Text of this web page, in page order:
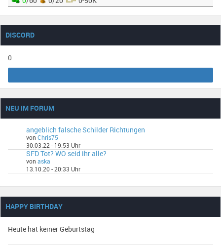
DISCORD
0
NEU IM FORUM
angeblich falsche Schilder Richtungen
von Chris75
30.03.22 - 19:53 Uhr
SFD Tot? WO seid ihr alle?
von aska
13.10.20 - 20:33 Uhr
HAPPY BIRTHDAY
Heute hat keiner Geburtstag